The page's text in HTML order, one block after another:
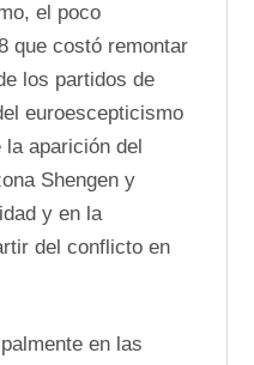
el poco
que costó remontar
los partidos de
euroescepticismo
aparición del
Shengen y
y en la
del conflicto en
en las